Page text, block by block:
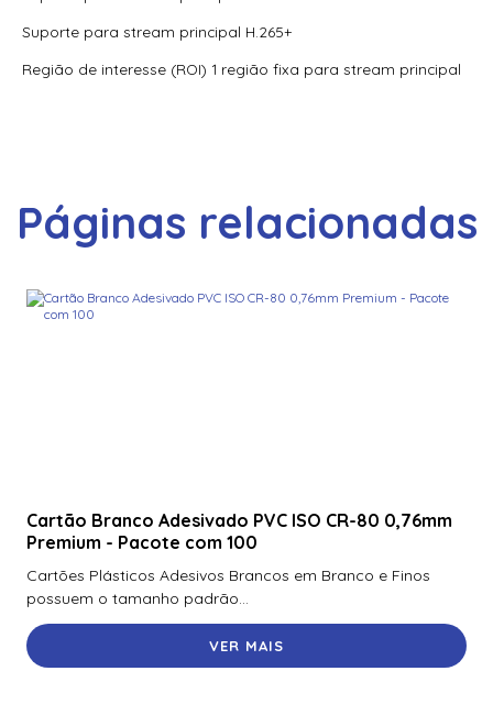
Suporte para stream principal H.265+
Região de interesse (ROI) 1 região fixa para stream principal
Páginas relacionadas
Cartão Branco Adesivado PVC ISO CR-80 0,76mm
Premium - Pacote com 100
Cartões Plásticos Adesivos Brancos em Branco e Finos
possuem o tamanho padrão...
VER MAIS